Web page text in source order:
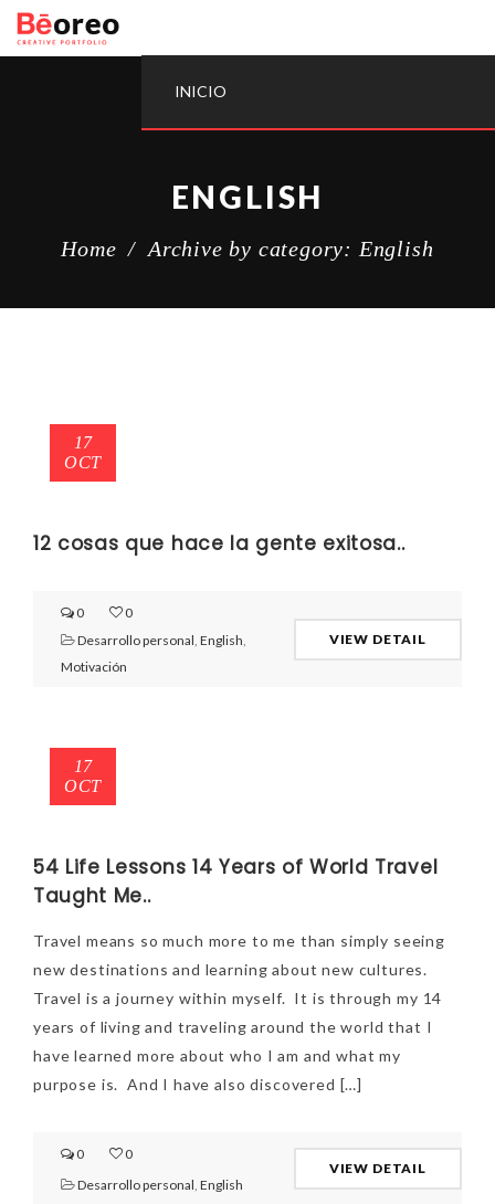
INICIO
ENGLISH
Home / Archive by category: English
17
OCT
12 cosas que hace la gente exitosa..
0
0
Desarrollo personal, English,
Motivación
VIEW DETAIL
17
OCT
54 Life Lessons 14 Years of World Travel
Taught Me..
Travel means so much more to me than simply seeing
new destinations and learning about new cultures.
Travel is a journey within myself. It is through my 14
years of living and traveling around the world that I
have learned more about who I am and what my
purpose is. And I have also discovered […]
0
0
Desarrollo personal, English
VIEW DETAIL